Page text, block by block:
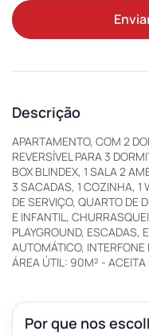
Descrição
APARTAMENTO, COM 2
REVERSÍVEL PARA 3
BOX BLINDEX, 1 SALA 2
3 SACADAS, 1 COZINHA, 1
DE SERVIÇO, QUARTO DE
E INFANTIL,
PLAYGROUND, ESCADAS,
AUTOMÁTICO,
ÁREA ÚTIL: 90M² -
Por que nos